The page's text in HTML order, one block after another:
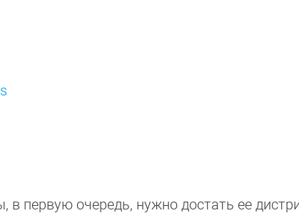
в первую очередь, нужно достать ее